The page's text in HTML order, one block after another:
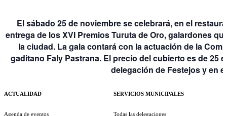
El sábado 25 de noviembre se celebrará, en el
entrega de los XVI Premios Turuta de Oro, galardones
la ciudad. La gala contará con la actuación de la
gaditano Faly Pastrana. El precio del cubierto es de 25
delegación de Festejos y en
ACTUALIDAD
Agenda de eventos
SERVICIOS MUNICIPALES
Todas las delegaciones